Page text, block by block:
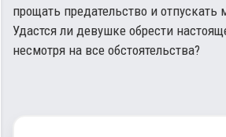
прощать предательство и отпускать
Удастся ли девушке обрести
несмотря на все обстоятельства?